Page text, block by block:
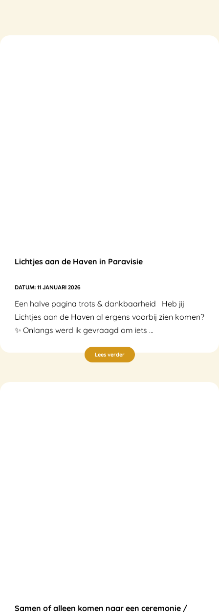
Lichtjes aan de Haven in Paravisie
11 JANUARI 2026
Een halve pagina trots & dankbaarheid Heb jij
Lichtjes aan de Haven al ergens voorbij zien komen?
✨ Onlangs werd ik gevraagd om iets ...
Lees verder
Samen of alleen komen naar een ceremonie /